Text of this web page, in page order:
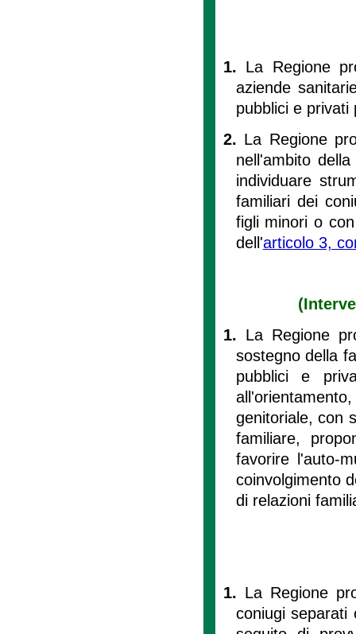
1. La Regione
aziende
pubblici e privati
2. La Regione
nell'ambito
individuare
familiari dei
figli minori o
dell'articolo 3,
1. La Regione
sostegno della
pubblici e
genitoriale, con
familiare,
favorire l'auto-
coinvolgimento
di relazioni
1. La Regione
coniugi separati